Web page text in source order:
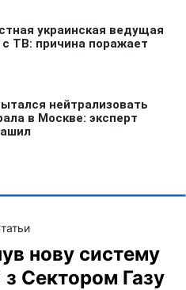
нову систему
Сектором Газу